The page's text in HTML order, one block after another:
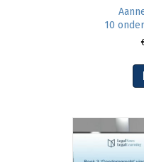
10